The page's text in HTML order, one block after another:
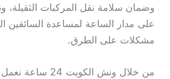
وضمان سلامة نقل المركبات الثقيلة،
على مدار الساعة لمساعدة السائقين
مشكلات على الطرق.
من خلال ونش